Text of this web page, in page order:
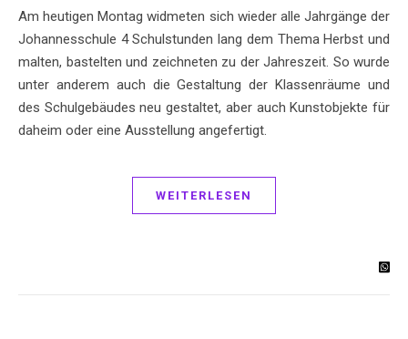
Am heutigen Montag widmeten sich wieder alle Jahrgänge der
Johannesschule 4 Schulstunden lang dem Thema Herbst und
malten, bastelten und zeichneten zu der Jahreszeit. So wurde
unter anderem auch die Gestaltung der Klassenräume und
des Schulgebäudes neu gestaltet, aber auch Kunstobjekte für
daheim oder eine Ausstellung angefertigt.
WEITERLESEN